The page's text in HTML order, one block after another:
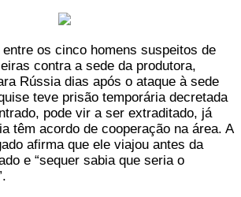
os cinco homens suspeitos de
contra a sede da produtora,
Rússia dias após o ataque à sede
teve prisão temporária decretada
pode vir a ser extraditado, já
têm acordo de cooperação na área. A
afirma que ele viajou antes da
e “sequer sabia que seria o